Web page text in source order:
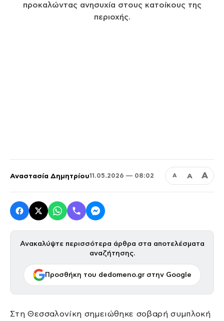
προκαλώντας ανησυχία στους κατοίκους της
περιοχής.
Αναστασία Δημητρίου11.05.2026 — 08:02 Α Α Α
Ανακαλύψτε περισσότερα άρθρα στα αποτελέσματα
αναζήτησης.
Προσθήκη του dedomeno.gr στην Google
Στη Θεσσαλονίκη σημειώθηκε σοβαρή συμπλοκή